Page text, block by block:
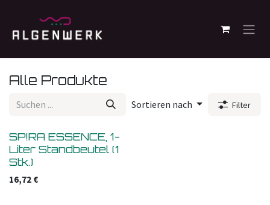
Alle Produkte
Sortieren nach Filter
SP!RA ESSENCE, 1-
Liter Standbeutel (1
Stk.)
16,72 €